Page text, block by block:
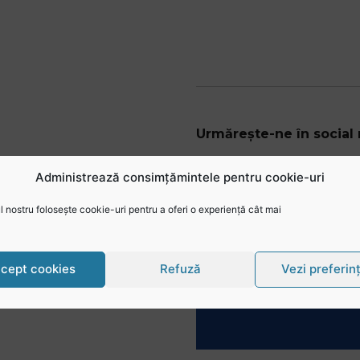
Administrează consimțămintele pentru cookie-uri
nostru folosește cookie-uri pentru a oferi o experiență cât mai
cookies Refuză Vezi
Urmărește-ne în social
@rugbyromania